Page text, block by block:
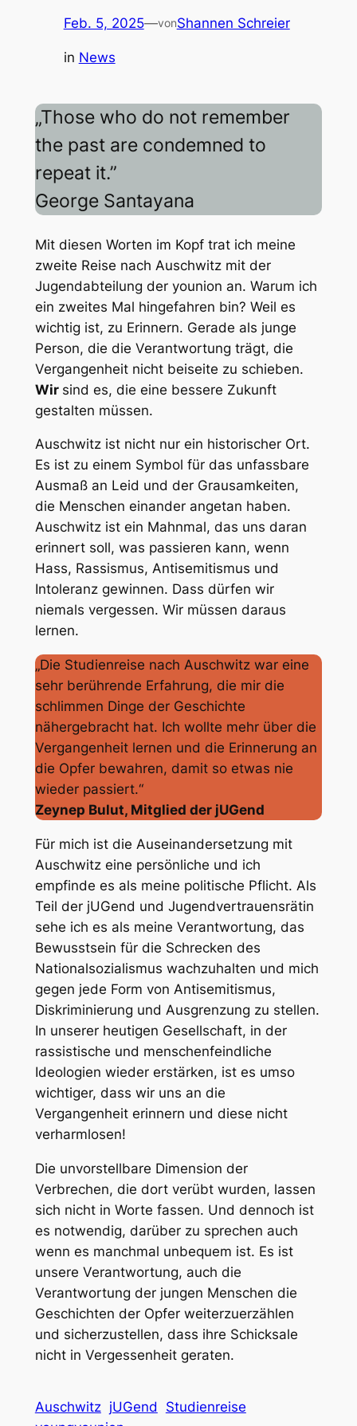
Feb. 5, 2025—vonShannen Schreier
in News
„Those who do not remember
the past are condemned to
repeat it.”
George Santayana
Mit diesen Worten im Kopf trat ich meine
zweite Reise nach Auschwitz mit der
Jugendabteilung der younion an. Warum ich
ein zweites Mal hingefahren bin? Weil es
wichtig ist, zu Erinnern. Gerade als junge
Person, die die Verantwortung trägt, die
Vergangenheit nicht beiseite zu schieben.
Wir sind es, die eine bessere Zukunft
gestalten müssen.
Auschwitz ist nicht nur ein historischer Ort.
Es ist zu einem Symbol für das unfassbare
Ausmaß an Leid und der Grausamkeiten,
die Menschen einander angetan haben.
Auschwitz ist ein Mahnmal, das uns daran
erinnert soll, was passieren kann, wenn
Hass, Rassismus, Antisemitismus und
Intoleranz gewinnen. Dass dürfen wir
niemals vergessen. Wir müssen daraus
lernen.
„Die Studienreise nach Auschwitz war eine
sehr berührende Erfahrung, die mir die
schlimmen Dinge der Geschichte
nähergebracht hat. Ich wollte mehr über die
Vergangenheit lernen und die Erinnerung an
die Opfer bewahren, damit so etwas nie
wieder passiert.“
Zeynep Bulut, Mitglied der jUGend
Für mich ist die Auseinandersetzung mit
Auschwitz eine persönliche und ich
empfinde es als meine politische Pflicht. Als
Teil der jUGend und Jugendvertrauensrätin
sehe ich es als meine Verantwortung, das
Bewusstsein für die Schrecken des
Nationalsozialismus wachzuhalten und mich
gegen jede Form von Antisemitismus,
Diskriminierung und Ausgrenzung zu stellen.
In unserer heutigen Gesellschaft, in der
rassistische und menschenfeindliche
Ideologien wieder erstärken, ist es umso
wichtiger, dass wir uns an die
Vergangenheit erinnern und diese nicht
verharmlosen!
Die unvorstellbare Dimension der
Verbrechen, die dort verübt wurden, lassen
sich nicht in Worte fassen. Und dennoch ist
es notwendig, darüber zu sprechen auch
wenn es manchmal unbequem ist. Es ist
unsere Verantwortung, auch die
Verantwortung der jungen Menschen die
Geschichten der Opfer weiterzuerzählen
und sicherzustellen, dass ihre Schicksale
nicht in Vergessenheit geraten.
Auschwitz jUGend
Studienreise